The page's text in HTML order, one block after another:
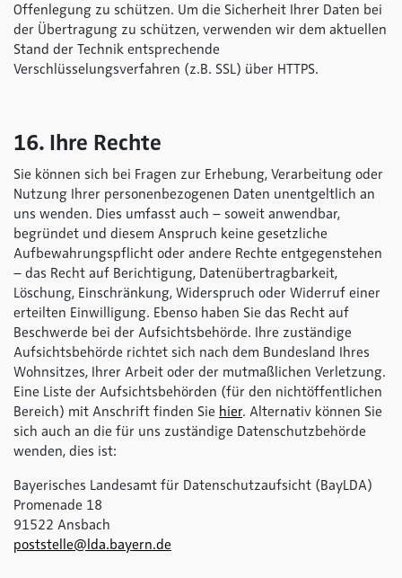
Offenlegung zu schützen. Um die Sicherheit Ihrer Daten bei
der Übertragung zu schützen, verwenden wir dem aktuellen
Stand der Technik entsprechende
Verschlüsselungsverfahren (z.B. SSL) über HTTPS.
16. Ihre Rechte
Sie können sich bei Fragen zur Erhebung, Verarbeitung oder
Nutzung Ihrer personenbezogenen Daten unentgeltlich an
uns wenden. Dies umfasst auch – soweit anwendbar,
begründet und diesem Anspruch keine gesetzliche
Aufbewahrungspflicht oder andere Rechte entgegenstehen
– das Recht auf Berichtigung, Datenübertragbarkeit,
Löschung, Einschränkung, Widerspruch oder Widerruf einer
erteilten Einwilligung. Ebenso haben Sie das Recht auf
Beschwerde bei der Aufsichtsbehörde. Ihre zuständige
Aufsichtsbehörde richtet sich nach dem Bundesland Ihres
Wohnsitzes, Ihrer Arbeit oder der mutmaßlichen Verletzung.
Eine Liste der Aufsichtsbehörden (für den nichtöffentlichen
Bereich) mit Anschrift finden Sie hier. Alternativ können Sie
sich auch an die für uns zuständige Datenschutzbehörde
wenden, dies ist:
Bayerisches Landesamt für Datenschutzaufsicht (BayLDA)
Promenade 18
91522 Ansbach
poststelle@lda.bayern.de